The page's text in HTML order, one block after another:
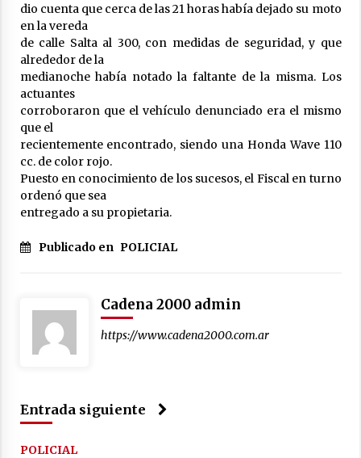
Capacitación del programa provincial «Crecer
Capacita»
04/08/2026
El CER N° 363 de Hersilia recibió un aporte
FANI para equipamiento en el marco de fuertes
04/08/2026
Michlig y González entregaron aportes
obras junto a la intendente Dupouy
03/08/2026
dio cuenta que cerca de las 21 horas había dejado su moto
en la vereda
de calle Salta al 300, con medidas de seguridad, y que
alrededor de la
medianoche había notado la faltante de la misma. Los
actuantes
corroboraron que el vehículo denunciado era el mismo
que el
recientemente encontrado, siendo una Honda Wave 110
cc. de color rojo.
Puesto en conocimiento de los sucesos, el Fiscal en turno
ordenó que sea
entregado a su propietaria.
Publicado en POLICIAL
Cadena 2000 admin
https://www.cadena2000.com.ar
Entrada siguiente
POLICIAL